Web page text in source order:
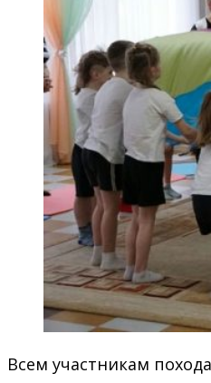
Всем участникам